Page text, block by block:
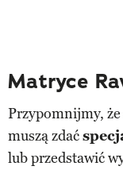
Matryce
Przypomnijmy,
muszą zdać
lub przedstawić